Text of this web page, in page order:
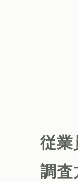
従業
調査